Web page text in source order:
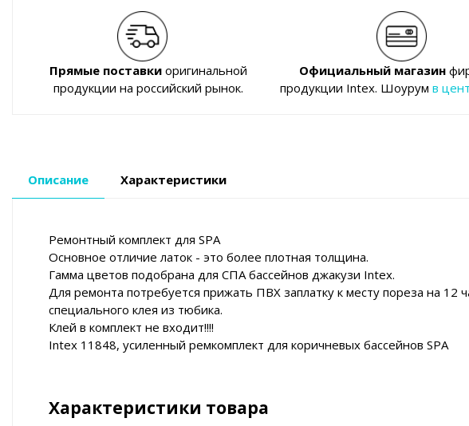
Прямые поставкиоригинальной
продукции на российский рынок.
Официальный магазин
продукции Intex. Шоурумв
Описание Характеристики
Ремонтный комплект для SPA
Основное отличие латок - это более плотная толщина.
Гамма цветов подобрана для СПА бассейнов джакузи Intex.
Для ремонта потребуется прижать ПВХ заплатку к месту пореза на
специального клея из тюбика.
Клей в комплект не входит!!!!
Intex 11848, усиленный ремкомплект для коричневых бассейнов SPA
Характеристики товара